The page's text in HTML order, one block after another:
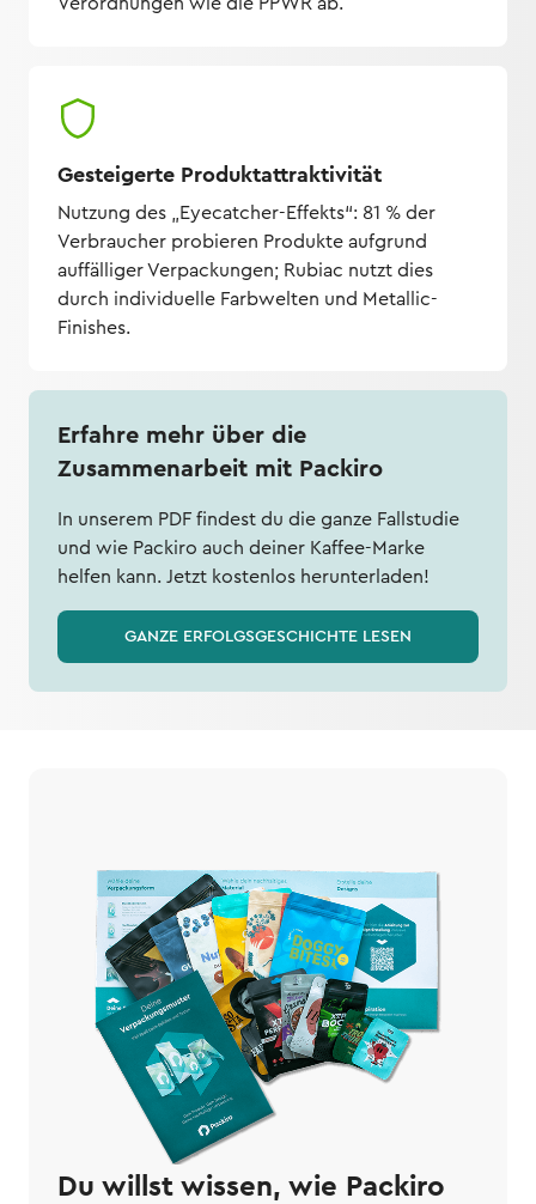
Gesteigerte Produktattraktivität
Nutzung des „Eyecatcher-Effekts“: 81 % der
Verbraucher probieren Produkte aufgrund
auffälliger Verpackungen; Rubiac nutzt dies
durch individuelle Farbwelten und Metallic-
Finishes.
Erfahre mehr über die
Zusammenarbeit mit Packiro
In unserem PDF findest du die ganze Fallstudie
und wie Packiro auch deiner Kaffee-Marke
helfen kann. Jetzt kostenlos herunterladen!
GANZE ERFOLGSGESCHICHTE LESEN
Du willst wissen, wie Packiro